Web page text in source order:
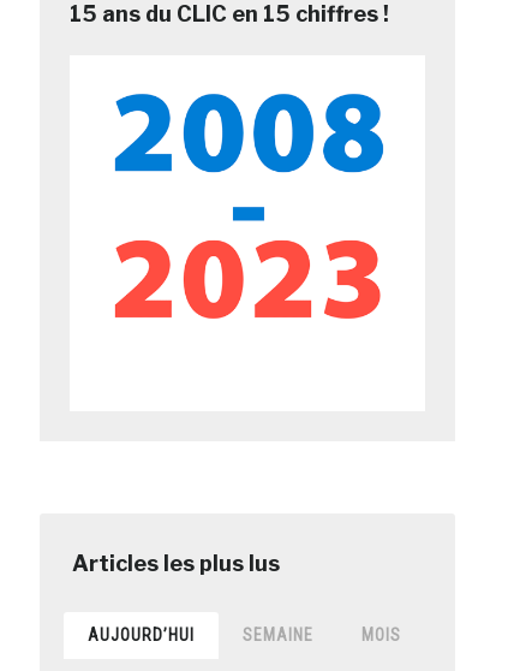
15 ans du CLIC en 15 chiffres !
AUJOURD’HUI SEMAINE MOIS